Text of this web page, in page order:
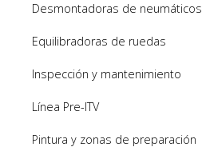
Desmontadoras de neumáticos
Equilibradoras de ruedas
Inspección y mantenimiento
Línea Pre-ITV
Pintura y zonas de preparación